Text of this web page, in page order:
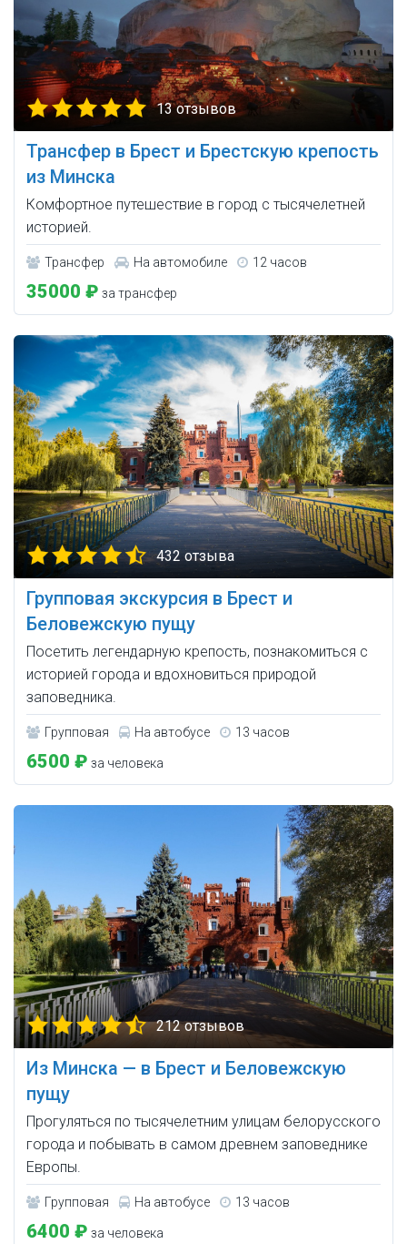
13 отзывов
Трансфер в Брест и Брестскую крепость
из Минска
Комфортное путешествие в город с тысячелетней
историей.
Трансфер На автомобиле 12 часов
35000 ₽ за трансфер
432 отзыва
Групповая экскурсия в Брест и
Беловежскую пущу
Посетить легендарную крепость, познакомиться с
историей города и вдохновиться природой
заповедника.
Групповая На автобусе 13 часов
6500 ₽ за человека
212 отзывов
Из Минска — в Брест и Беловежскую
пущу
Прогуляться по тысячелетним улицам белорусского
города и побывать в самом древнем заповеднике
Европы.
Групповая На автобусе 13 часов
6400 ₽ за человека